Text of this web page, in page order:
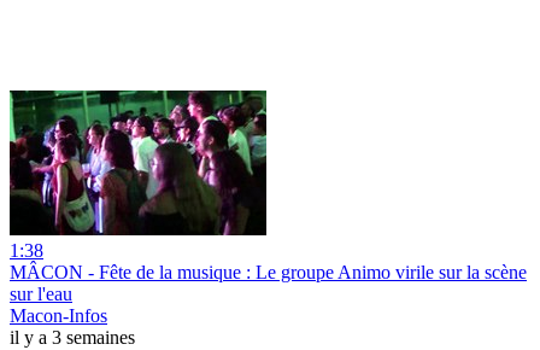
1:38
MÂCON - Fête de la musique : Le groupe Animo virile sur la scène
sur l'eau
Macon-Infos
il y a 3 semaines